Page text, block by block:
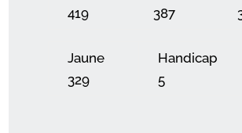
419
387
Jaune
329
Handicap
5